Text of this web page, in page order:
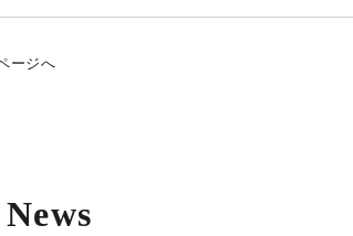
ージへ